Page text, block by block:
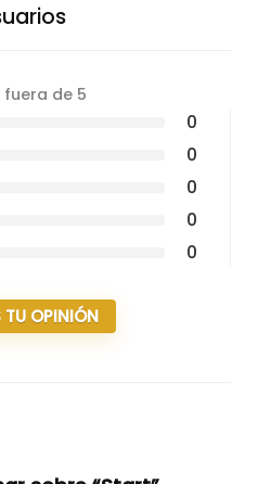
fuera de 5
0
0
0
0
0
TU OPINIÓN